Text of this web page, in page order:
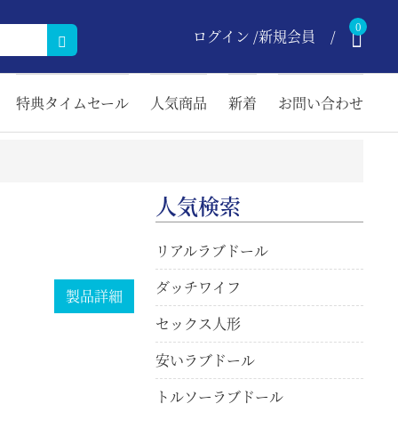
ログイン /新規会員 0
特典タイムセール 人気商品 新着 お問い合わせ
製品詳細
人気検索
リアルラブドール
ダッチワイフ
セックス人形
安いラブドール
トルソーラブドール